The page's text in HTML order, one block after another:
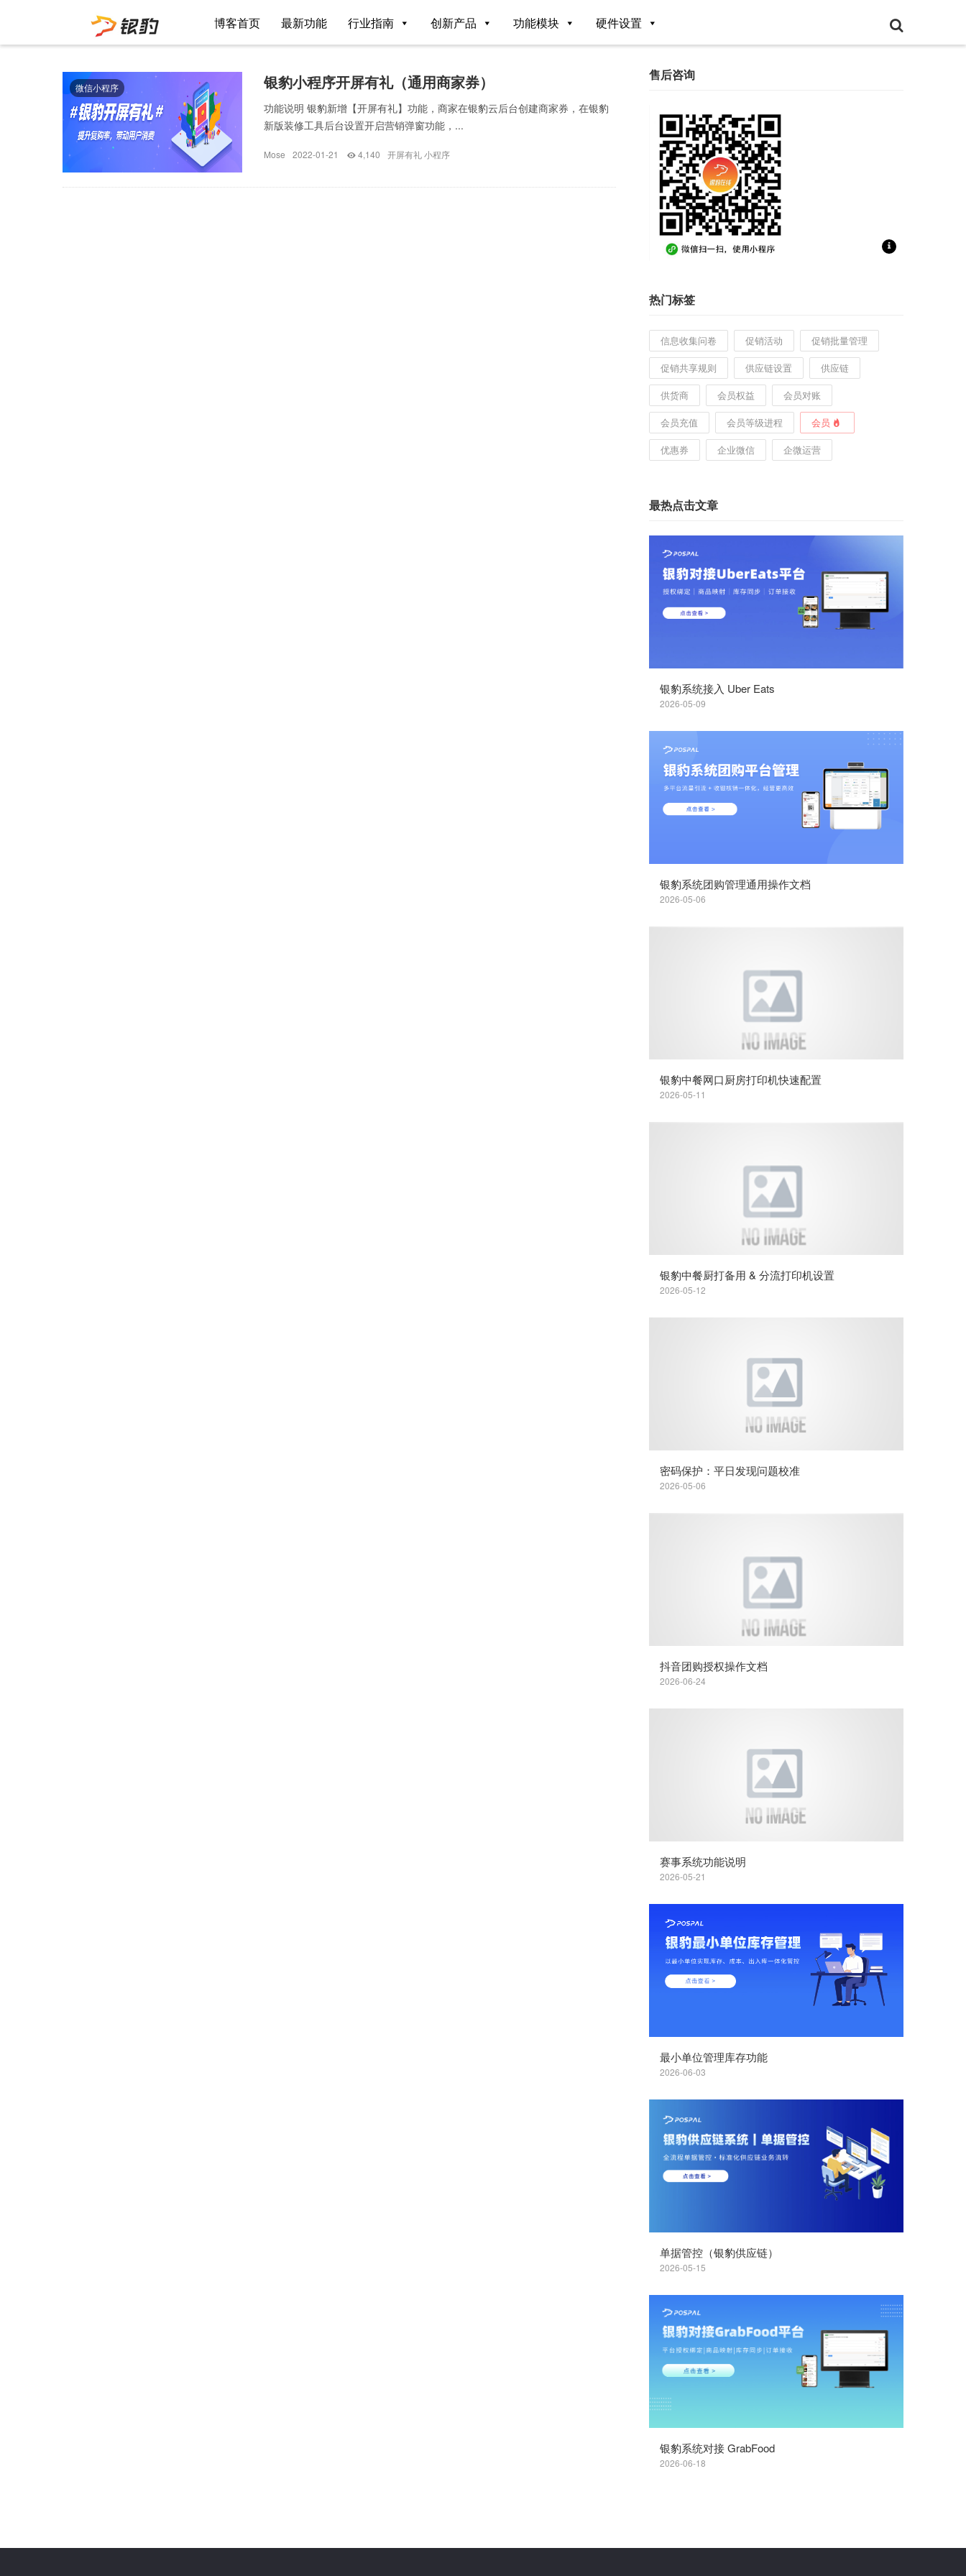
博客首页 最新功能 行业指南 创新产品 功能模块 硬件设置
微信小程序 银豹小程序开屏有礼（通用商家券）
功能说明 银豹新增【开屏有礼】功能，商家在银豹云后台创建商家券，在银豹
新版装修工具后台设置开启营销弹窗功能，...
Mose 2022-01-21 4,140 开屏有礼小程序
售后咨询
扫一扫联系售后咨询
热门标签
信息收集问卷 促销活动
促销批量管理
促销共享规则
供应链设置
供应链
供货商
会员权益
会员对账
会员充值
会员等级进程
会员
优惠券
企业微信 企微运营
最热点击文章
银豹系统接入 Uber Eats
2026-05-09
银豹系统团购管理通用操作文档
2026-05-06
银豹中餐网口厨房打印机快速配置
2026-05-11
银豹中餐厨打备用 & 分流打印机设置
2026-05-12
密码保护：平日发现问题校准
2026-05-06
抖音团购授权操作文档
2026-06-24
赛事系统功能说明
2026-05-21
最小单位管理库存功能
2026-06-03
单据管控（银豹供应链）
2026-05-15
银豹系统对接 GrabFood
2026-06-18